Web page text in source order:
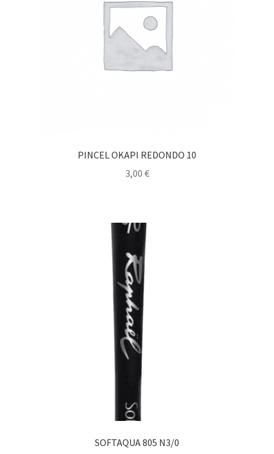
PINCEL OKAPI REDONDO 10
3,00 €
SOFTAQUA 805 N3/0